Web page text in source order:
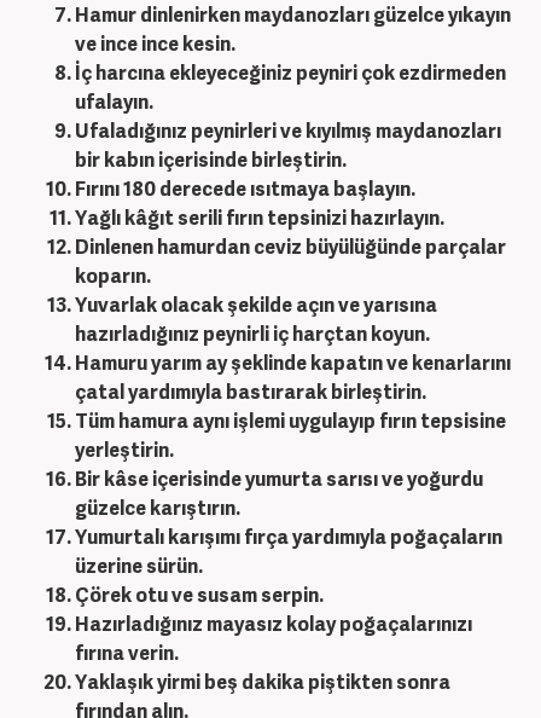
Hamur dinlenirken maydanozları güzelce yıkayın
ve ince ince kesin.
İç harcına ekleyeceğiniz peyniri çok ezdirmeden
ufalayın.
Ufaladığınız peynirleri ve kıyılmış maydanozları
bir kabın içerisinde birleştirin.
Fırını 180 derecede ısıtmaya başlayın.
Yağlı kâğıt serili fırın tepsinizi hazırlayın.
Dinlenen hamurdan ceviz büyülüğünde parçalar
koparın.
Yuvarlak olacak şekilde açın ve yarısına
hazırladığınız peynirli iç harçtan koyun.
Hamuru yarım ay şeklinde kapatın ve kenarlarını
çatal yardımıyla bastırarak birleştirin.
Tüm hamura aynı işlemi uygulayıp fırın tepsisine
yerleştirin.
Bir kâse içerisinde yumurta sarısı ve yoğurdu
güzelce karıştırın.
Yumurtalı karışımı fırça yardımıyla poğaçaların
üzerine sürün.
Çörek otu ve susam serpin.
Hazırladığınız mayasız kolay poğaçalarınızı
fırına verin.
Yaklaşık yirmi beş dakika piştikten sonra
fırından alın.